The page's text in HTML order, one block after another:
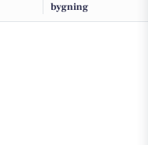
bygning